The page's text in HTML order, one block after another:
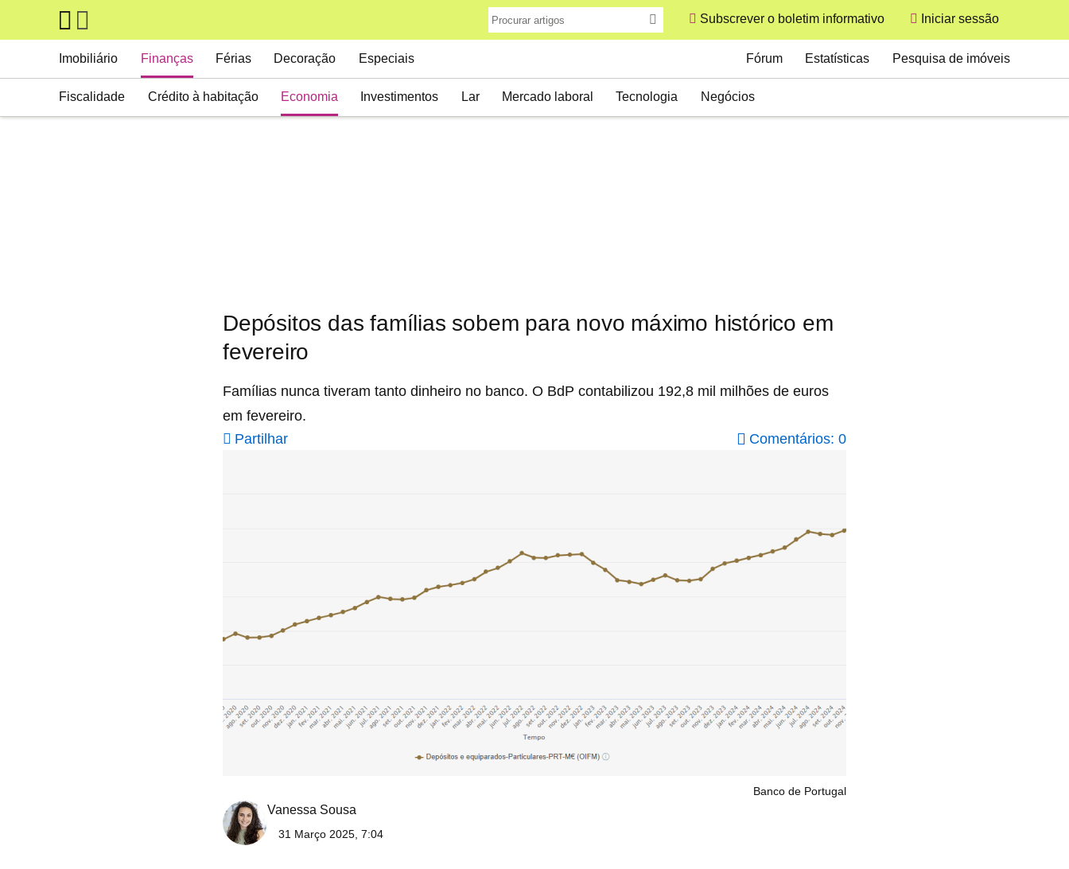
Skip to main content
Subscrever o boletim informativo
User
Iniciar sessão
Main navigation
Imobiliário Finanças
Fiscalidade Crédito à habitação Economia Investimentos Lar Mercado laboral Tecnologia Negócios
Férias Decoração Especiais
Secondary
Fórum Estatísticas Pesquisa de imóveis
Depósitos das famílias sobem para novo máximo histórico em
fevereiro
Famílias nunca tiveram tanto dinheiro no banco. O BdP contabilizou 192,8 mil milhões de euros
em fevereiro.
Partilhar
Comentários: 0
Banco de Portugal
Vanessa Sousa
31 Março 2025, 7:04